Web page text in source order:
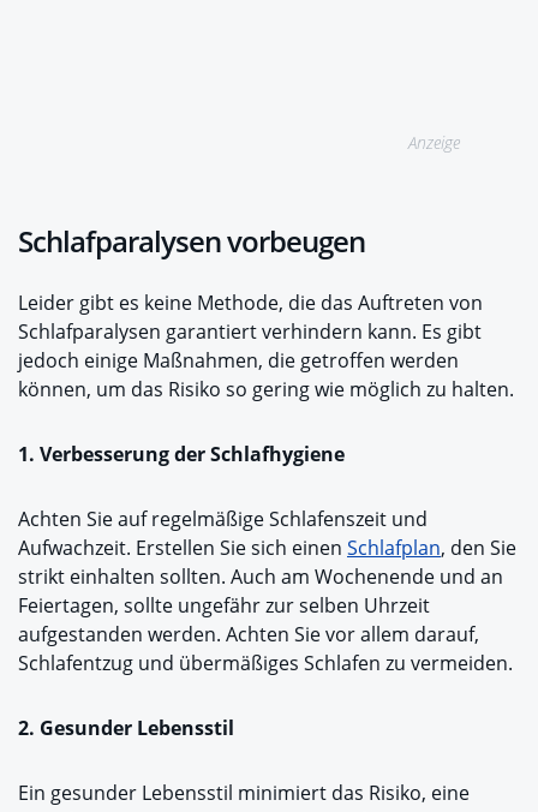
Anzeige
Schlafparalysen vorbeugen
Leider gibt es keine Methode, die das Auftreten von
Schlafparalysen garantiert verhindern kann. Es gibt
jedoch einige Maßnahmen, die getroffen werden
können, um das Risiko so gering wie möglich zu halten.
1. Verbesserung der Schlafhygiene
Achten Sie auf regelmäßige Schlafenszeit und
Aufwachzeit. Erstellen Sie sich einen Schlafplan, den Sie
strikt einhalten sollten. Auch am Wochenende und an
Feiertagen, sollte ungefähr zur selben Uhrzeit
aufgestanden werden. Achten Sie vor allem darauf,
Schlafentzug und übermäßiges Schlafen zu vermeiden.
2. Gesunder Lebensstil
Ein gesunder Lebensstil minimiert das Risiko, eine